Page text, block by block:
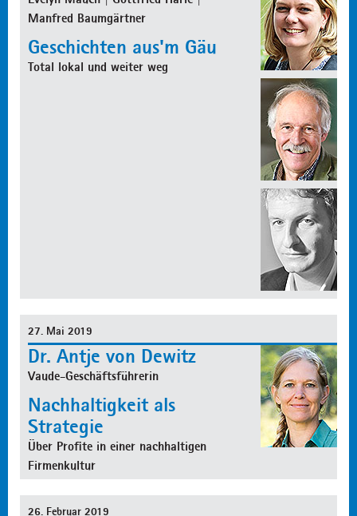
Manfred Baumgärtner
Geschichten aus'm Gäu
Total lokal und weiter weg
27. Mai 2019
Dr. Antje von Dewitz
Vaude-Geschäftsführerin
Nachhaltigkeit als
Strategie
Über Profite in einer nachhaltigen
Firmenkultur
26. Februar 2019